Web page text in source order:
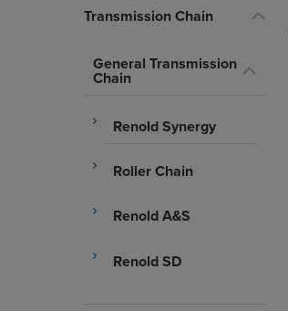
Transmission Chain
General Transmission
Chain
Renold Synergy
Roller Chain
Renold A&S
Renold SD